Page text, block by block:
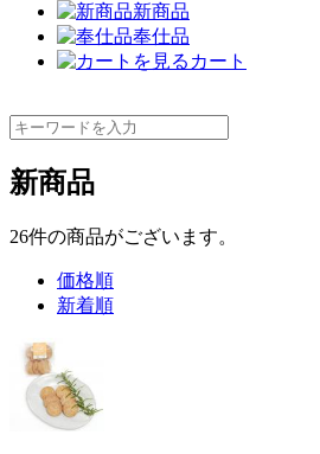
新商品
奉仕品
カート
新商品
26件の商品がございます。
価格順
新着順